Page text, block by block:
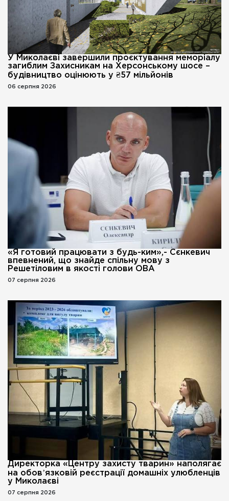
У Миколаєві завершили проєктування меморіалу
загиблим Захисникам на Херсонському шосе –
будівництво оцінюють у ₴57 мільйонів
06 серпня 2026
«Я готовий працювати з будь-ким»,- Сєнкевич
впевнений, що знайде спільну мову з
Решетіловим в якості голови ОВА
07 серпня 2026
Директорка «Центру захисту тварин» наполягає
на обовʼязковій реєстрації домашніх улюбленців
у Миколаєві
07 серпня 2026